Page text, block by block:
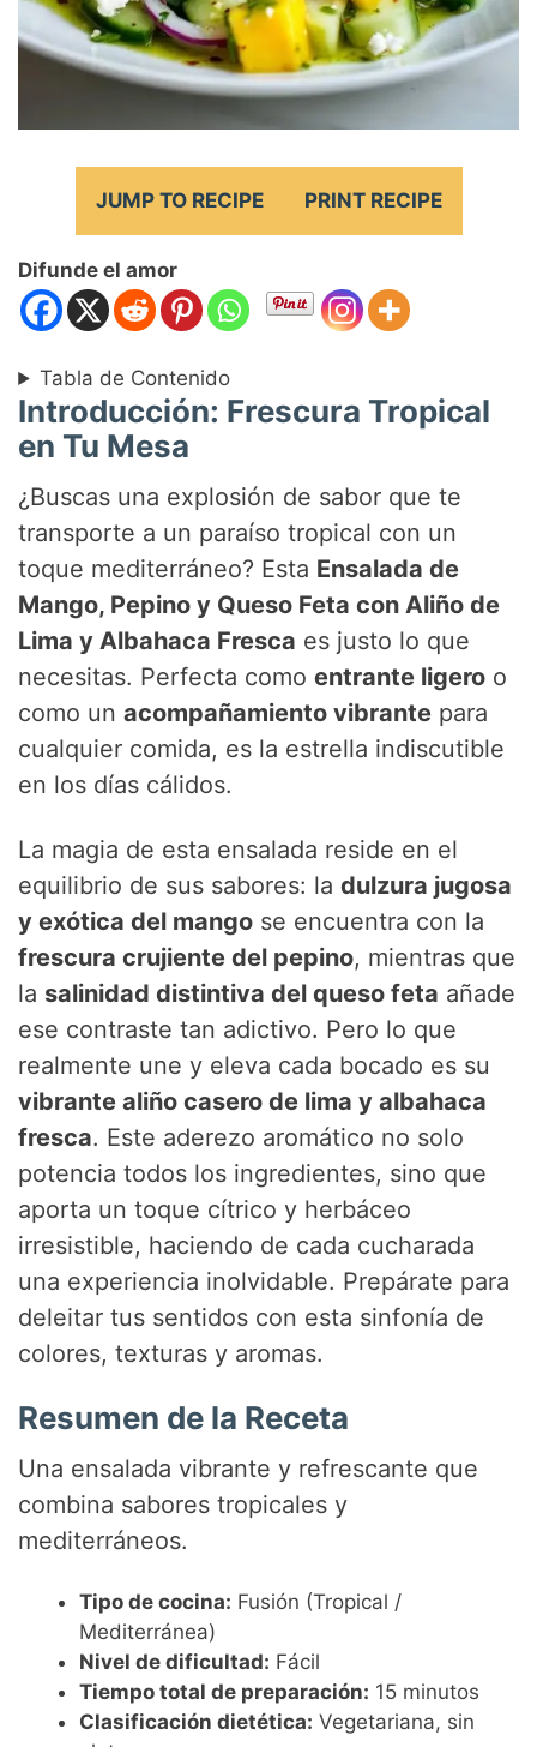
JUMP TO RECIPE PRINT RECIPE
Difunde el amor
Tabla de Contenido
Introducción: Frescura Tropical
en Tu Mesa
¿Buscas una explosión de sabor que te
transporte a un paraíso tropical con un
toque mediterráneo? Esta Ensalada de
Mango, Pepino y Queso Feta con Aliño de
Lima y Albahaca Fresca es justo lo que
necesitas. Perfecta comoentrante ligero o
como unacompañamiento vibrante para
cualquier comida, es la estrella indiscutible
en los días cálidos.
La magia de esta ensalada reside en el
equilibrio de sus sabores: ladulzura jugosa
y exótica del mango se encuentra con la
frescura crujiente del pepino, mientras que
la salinidad distintiva del queso feta añade
ese contraste tan adictivo. Pero lo que
realmente une y eleva cada bocado es su
vibrante aliño casero de lima y albahaca
fresca. Este aderezo aromático no solo
potencia todos los ingredientes, sino que
aporta un toque cítrico y herbáceo
irresistible, haciendo de cada cucharada
una experiencia inolvidable. Prepárate para
deleitar tus sentidos con esta sinfonía de
colores, texturas y aromas.
Resumen de la Receta
Una ensalada vibrante y refrescante que
combina sabores tropicales y
mediterráneos.
Tipo de cocina: Fusión (Tropical /
Mediterránea)
Nivel de dificultad: Fácil
Tiempo total de preparación: 15 minutos
Clasificación dietética: Vegetariana, sin